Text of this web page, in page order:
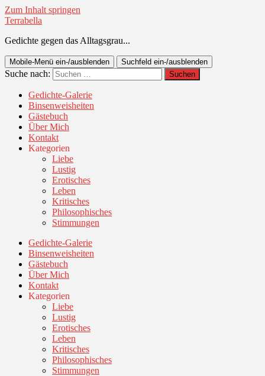
Zum Inhalt springen
Terrabella
Gedichte gegen das Alltagsgrau...
Mobile-Menü ein-/ausblenden Suchfeld ein-/ausblenden
Suche nach:
Gedichte-Galerie
Binsenweisheiten
Gästebuch
Über Mich
Kontakt
Kategorien
Liebe
Lustig
Erotisches
Leben
Kritisches
Philosophisches
Stimmungen
Gedichte-Galerie
Binsenweisheiten
Gästebuch
Über Mich
Kontakt
Kategorien
Liebe
Lustig
Erotisches
Leben
Kritisches
Philosophisches
Stimmungen